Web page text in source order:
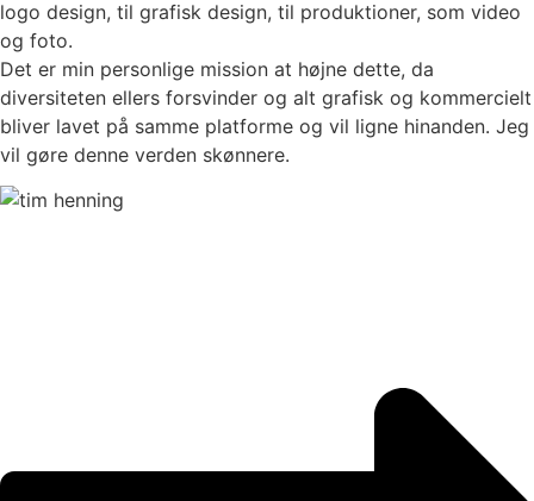
logo design, til grafisk design, til produktioner, som video
og foto.
Det er min personlige mission at højne dette, da
diversiteten ellers forsvinder og alt grafisk og kommercielt
bliver lavet på samme platforme og vil ligne hinanden. Jeg
vil gøre denne verden skønnere.